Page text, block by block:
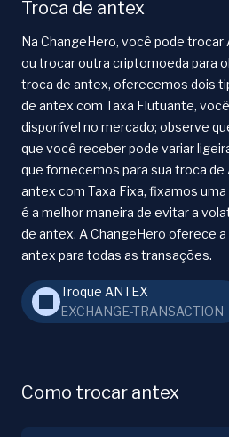
Troca de antex
Na ChangeHero, você pode trocar
ou trocar outra criptomoeda para
troca de antex, oferecemos dois
de antex com Taxa Flutuante,
disponível no mercado; observe
que você receber pode variar
que fornecemos para sua troca de
antex com Taxa Fixa, fixamos
é a melhor maneira de evitar a
de antex. A ChangeHero oferece
antex para todas as transações.
Troque ANTEX
EXCHANGE-TRANSACTION
Como trocar antex